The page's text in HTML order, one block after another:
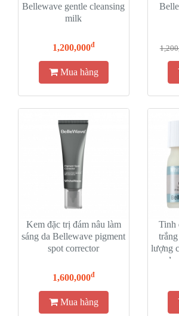
Bellewave gentle cleansing
milk
1,200,000đ
Mua hàng
Kem đặc trị đám nâu làm
sáng da Bellewave pigment
spot corrector
1,600,000đ
Mua hàng
Tinh
lượng